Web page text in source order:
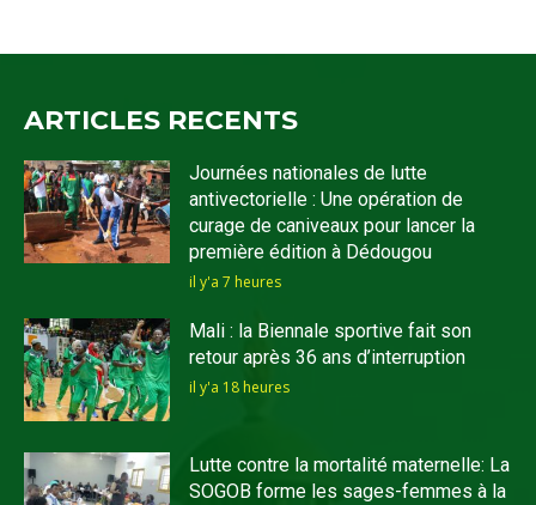
ARTICLES RECENTS
Journées nationales de lutte
antivectorielle : Une opération de
curage de caniveaux pour lancer la
première édition à Dédougou
il y'a 7 heures
Mali : la Biennale sportive fait son
retour après 36 ans d’interruption
il y'a 18 heures
Lutte contre la mortalité maternelle: La
SOGOB forme les sages-femmes à la